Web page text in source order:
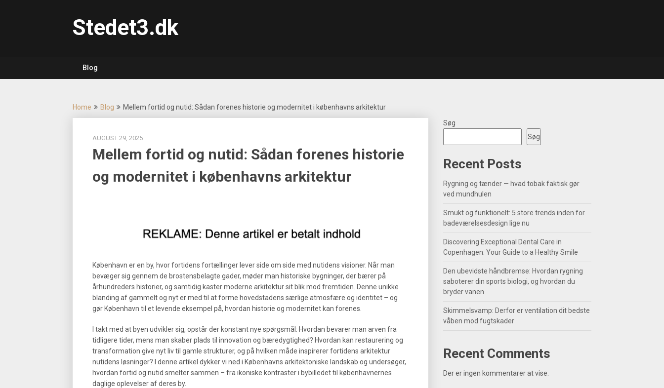
Stedet3.dk
Blog
Home Blog Mellem fortid og nutid: Sådan forenes historie og modernitet i københavns arkitektur
AUGUST 29, 2025
Mellem fortid og nutid: Sådan forenes historie
og modernitet i københavns arkitektur
København er en by, hvor fortidens fortællinger lever side om side med nutidens visioner. Når man
bevæger sig gennem de brostensbelagte gader, møder man historiske bygninger, der bærer på
århundreders historier, og samtidig kaster moderne arkitektur sit blik mod fremtiden. Denne unikke
blanding af gammelt og nyt er med til at forme hovedstadens særlige atmosfære og identitet – og
gør København til et levende eksempel på, hvordan historie og modernitet kan forenes.
I takt med at byen udvikler sig, opstår der konstant nye spørgsmål: Hvordan bevarer man arven fra
tidligere tider, mens man skaber plads til innovation og bæredygtighed? Hvordan kan restaurering og
transformation give nyt liv til gamle strukturer, og på hvilken måde inspirerer fortidens arkitektur
nutidens løsninger? I denne artikel dykker vi ned i Københavns arkitektoniske landskab og undersøger,
hvordan fortid og nutid smelter sammen – fra ikoniske kontraster i bybilledet til københavnernes
daglige oplevelser af deres by.
Søg
Søg
Recent Posts
Rygning og tænder — hvad tobak faktisk gør
ved mundhulen
Smukt og funktionelt: 5 store trends inden for
badeværelsesdesign lige nu
Discovering Exceptional Dental Care in
Copenhagen: Your Guide to a Healthy Smile
Den ubevidste håndbremse: Hvordan rygning
saboterer din sports biologi, og hvordan du
bryder vanen
Skimmelsvamp: Derfor er ventilation dit bedste
våben mod fugtskader
Recent Comments
Der er ingen kommentarer at vise.